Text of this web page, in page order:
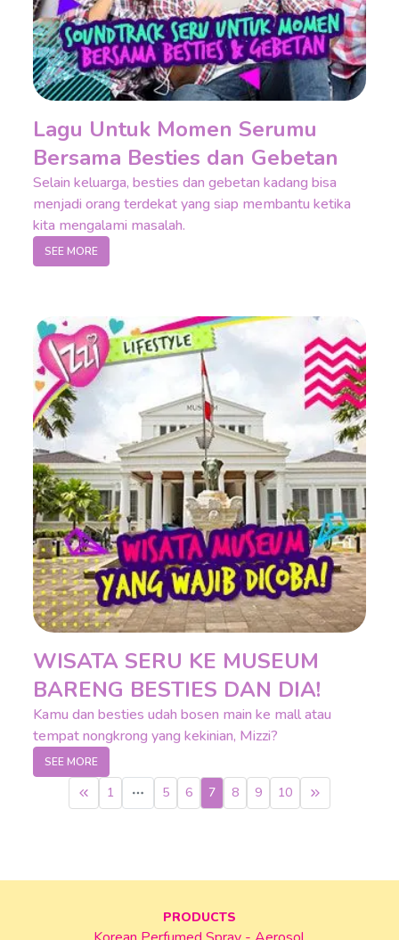
Lagu Untuk Momen Serumu
Bersama Besties dan Gebetan
Selain keluarga, besties dan gebetan kadang bisa
menjadi orang terdekat yang siap membantu ketika
kita mengalami masalah.
SEE MORE
WISATA SERU KE MUSEUM
BARENG BESTIES DAN DIA!
Kamu dan besties udah bosen main ke mall atau
tempat nongkrong yang kekinian, Mizzi?
SEE MORE
1 More pages
5 6 7 8 9 10
PRODUCTS